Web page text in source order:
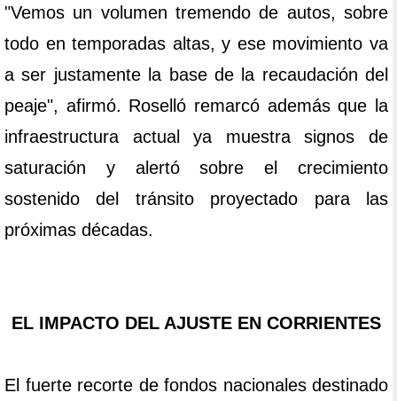
"Vemos un volumen tremendo de autos, sobre
todo en temporadas altas, y ese movimiento va
a ser justamente la base de la recaudación del
peaje", afirmó. Roselló remarcó además que la
infraestructura actual ya muestra signos de
saturación y alertó sobre el crecimiento
sostenido del tránsito proyectado para las
próximas décadas.
EL IMPACTO DEL AJUSTE EN CORRIENTES
El fuerte recorte de fondos nacionales destinado